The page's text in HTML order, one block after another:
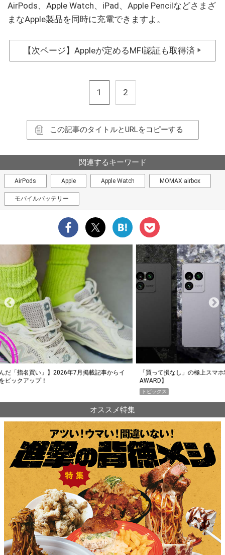
AirPods、Apple Watch、iPad、Apple Pencilなどさまざ
まなApple製品を同時に充電できますよ。
【次ページ】Appleが定めるMFI認証も取得済 ▶
1 2
この記事のタイトルとURLをコピーする
関連するキーワード
AirPods Apple Apple Watch MOMAX airbox
モバイルバッテリー
イ
「買って損なし」の極上スマホ5選【GoodsPress 2026上半期
AWARD】
薄着
オススメ特集